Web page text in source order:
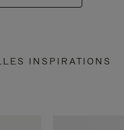
INSPIRATIONS